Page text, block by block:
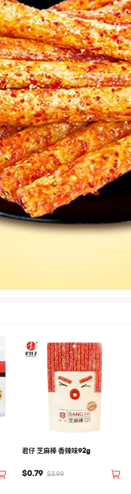
君仔 芝麻棒 香辣味92g
$0.79 $3.99